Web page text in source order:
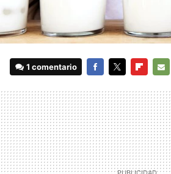
1 comentario
MAIL